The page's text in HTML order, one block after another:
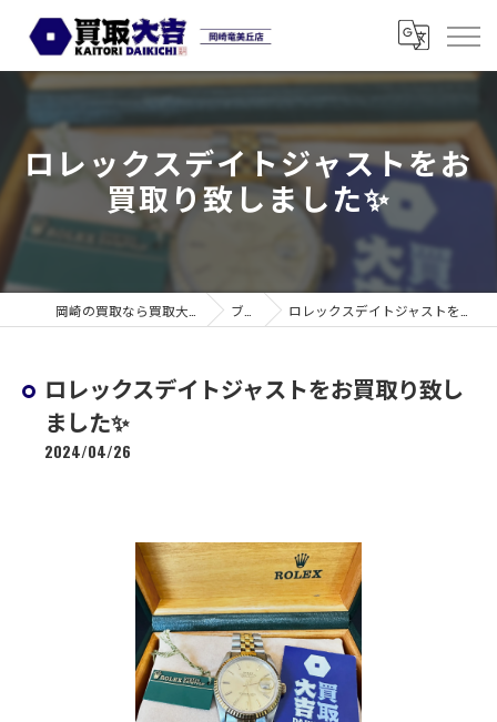
ロレックスデイトジャストをお
買取り致しました✨
ブログ ロレックスデイトジャストをお買取り致しました✨
ロレックスデイトジャストをお買取り致し
ました✨
2024/04/26